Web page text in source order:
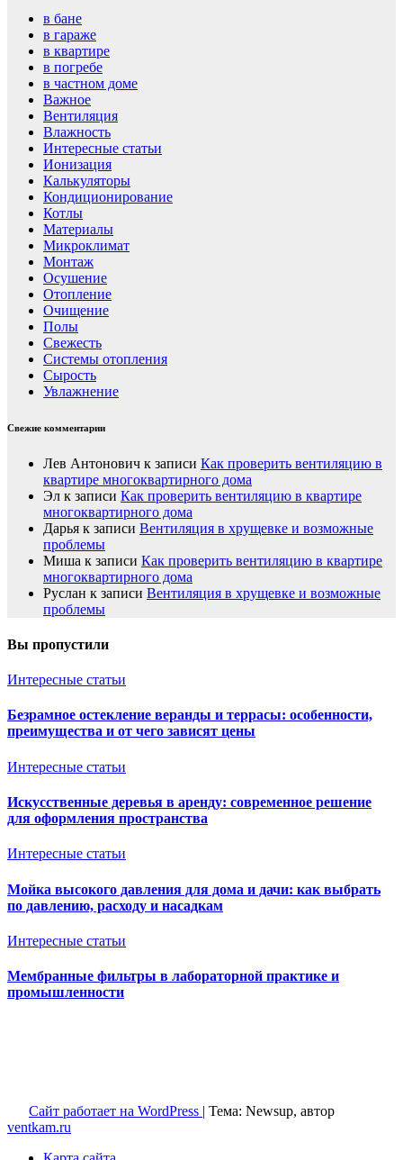
в бане
в гараже
в квартире
в погребе
в частном доме
Важное
Вентиляция
Влажность
Интересные статьи
Ионизация
Калькуляторы
Кондиционирование
Котлы
Материалы
Микроклимат
Монтаж
Осушение
Отопление
Очищение
Полы
Свежесть
Системы отопления
Сырость
Увлажнение
Свежие комментарии
Лев Антонович к записи Как проверить вентиляцию в
квартире многоквартирного дома
Эл к записи Как проверить вентиляцию в квартире
многоквартирного дома
Дарья к записи Вентиляция в хрущевке и возможные
проблемы
Миша к записи Как проверить вентиляцию в квартире
многоквартирного дома
Руслан к записи Вентиляция в хрущевке и возможные
проблемы
Вы пропустили
Интересные статьи
Безрамное остекление веранды и террасы: особенности,
преимущества и от чего зависят цены
Интересные статьи
Искусственные деревья в аренду: современное решение
для оформления пространства
Интересные статьи
Мойка высокого давления для дома и дачи: как выбрать
по давлению, расходу и насадкам
Интересные статьи
Мембранные фильтры в лабораторной практике и
промышленности
Сайт работает на WordPress | Тема: Newsup, автор
ventkam.ru